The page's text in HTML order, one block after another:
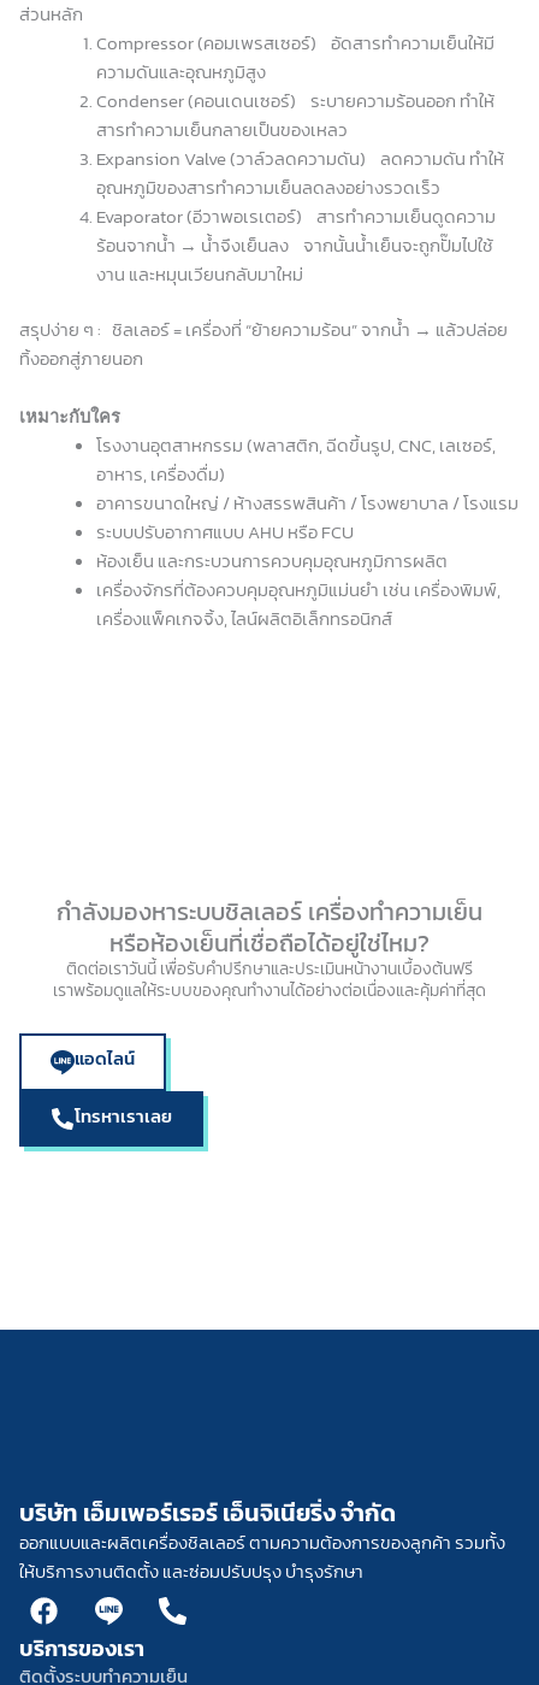
ส่วนหลัก
Compressor (คอมเพรสเซอร์) อัดสารทำความเย็นให้มี
ความดันและอุณหภูมิสูง
Condenser (คอนเดนเซอร์) ระบายความร้อนออก ทำให้
สารทำความเย็นกลายเป็นของเหลว
Expansion Valve (วาล์วลดความดัน) ลดความดัน ทำให้
อุณหภูมิของสารทำความเย็นลดลงอย่างรวดเร็ว
Evaporator (อีวาพอเรเตอร์) สารทำความเย็นดูดความ
ร้อนจากน้ำ → น้ำจึงเย็นลง จากนั้นน้ำเย็นจะถูกปั๊มไปใช้
งาน และหมุนเวียนกลับมาใหม่
สรุปง่าย ๆ : ชิลเลอร์ = เครื่องที่ “ย้ายความร้อน” จากน้ำ → แล้วปล่อย
ทิ้งออกสู่ภายนอก
เหมาะกับใคร
โรงงานอุตสาหกรรม (พลาสติก, ฉีดขึ้นรูป, CNC, เลเซอร์,
อาหาร, เครื่องดื่ม)
อาคารขนาดใหญ่ / ห้างสรรพสินค้า / โรงพยาบาล / โรงแรม
ระบบปรับอากาศแบบ AHU หรือ FCU
ห้องเย็น และกระบวนการควบคุมอุณหภูมิการผลิต
เครื่องจักรที่ต้องควบคุมอุณหภูมิแม่นยำ เช่น เครื่องพิมพ์,
เครื่องแพ็คเกจจิ้ง, ไลน์ผลิตอิเล็กทรอนิกส์
กำลังมองหาระบบชิลเลอร์ เครื่องทำความเย็น
หรือห้องเย็นที่เชื่อถือได้อยู่ใช่ไหม?
ติดต่อเราวันนี้ เพื่อรับคำปรึกษาและประเมินหน้างานเบื้องต้นฟรี
เราพร้อมดูแลให้ระบบของคุณทำงานได้อย่างต่อเนื่องและคุ้มค่าที่สุด
แอดไลน์
โทรหาเราเลย
บริษัท เอ็มเพอร์เรอร์ เอ็นจิเนียริ่ง จำกัด
ออกแบบและผลิตเครื่องชิลเลอร์ ตามความต้องการของลูกค้า รวมทั้ง
ให้บริการงานติดตั้ง และซ่อมปรับปรุง บำรุงรักษา
F
a
c
L
i
n
h
บริการของเรา
ติดตั้งระบบทำความเย็น